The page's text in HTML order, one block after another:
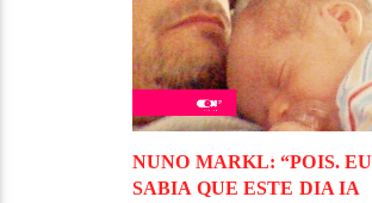
NUNO MARKL: “POIS. EU
SABIA QUE ESTE DIA IA